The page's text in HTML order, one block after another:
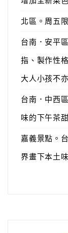
北區。周五
台南．安平
指、製作性
大人小孩不
台南．中西
味的下午茶
嘉義景點。
界畫下本土